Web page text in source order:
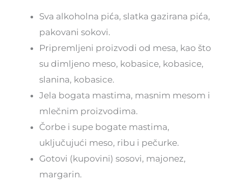
Sva alkoholna pića, slatka gazirana pića,
pakovani sokovi.
Pripremljeni proizvodi od mesa, kao što
su dimljeno meso, kobasice, kobasice,
slanina, kobasice.
Jela bogata mastima, masnim mesom i
mlečnim proizvodima.
Čorbe i supe bogate mastima,
uključujući meso, ribu i pečurke.
Gotovi (kupovini) sosovi, majonez,
margarin.